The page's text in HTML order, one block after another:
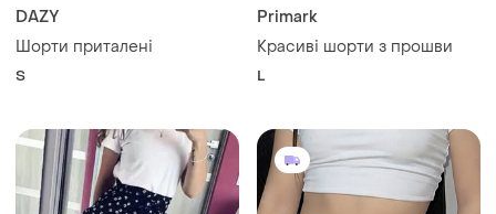
DAZY
Шорти приталені
S
Primark
Красиві шорти з прошви
L